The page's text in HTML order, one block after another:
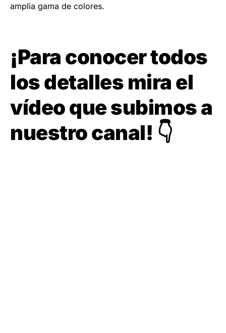
amplia gama de colores.
¡Para conocer todos
los detalles mira el
vídeo que subimos a
nuestro canal! 👇